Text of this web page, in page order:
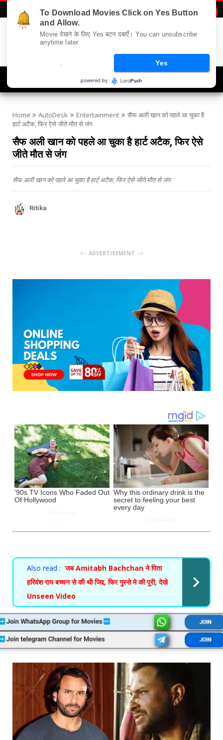
Home AutoDesk Entertainment
सैफ अली खान को पहले आ चुका है
हार्ट अटैक, फिर ऐसे जीते मौत से जंग
सैफ अली खान को पहले आ चुका है हार्ट अटैक, फिर ऐसे
जीते मौत से जंग
सैफ अली खान को पहले आ चुका है हार्ट अटैक, फिर ऐसे जीते मौत से जंग
Ritika
<-- ADVERTISEMENT -->
Also read : जब Amitabh Bachchan ने पिता
हरिवंश राय बच्चन से की थी जिद्द, फिर गुस्से मे की पूरी, देखे
Unseen Video
To Download Movies Click on Yes Button
and Allow.
Movie देखने के लिए Yes बटन दबाएँ। You can unsubscribe
anytime later.
Yes